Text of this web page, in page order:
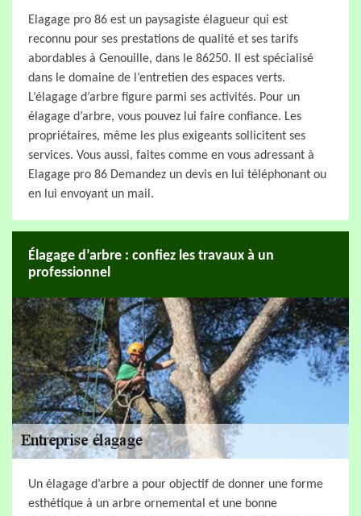
Elagage pro 86 est un paysagiste élagueur qui est
reconnu pour ses prestations de qualité et ses tarifs
abordables à Genouille, dans le 86250. Il est spécialisé
dans le domaine de l’entretien des espaces verts.
L’élagage d’arbre figure parmi ses activités. Pour un
élagage d’arbre, vous pouvez lui faire confiance. Les
propriétaires, même les plus exigeants sollicitent ses
services. Vous aussi, faites comme en vous adressant à
Elagage pro 86 Demandez un devis en lui téléphonant ou
en lui envoyant un mail.
Élagage d’arbre : confiez les travaux à un
professionnel
Un élagage d’arbre a pour objectif de donner une forme
esthétique à un arbre ornemental et une bonne